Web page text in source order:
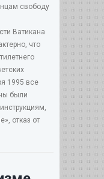
свободу
Ватикана
что
1995 все
были
отказ от